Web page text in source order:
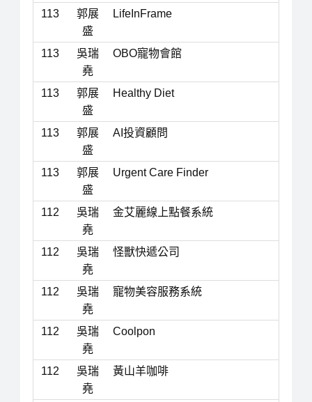
113
郭展
盛
LifeInFrame
113
吳瑞
堯
OBO寵物會館
113
郭展
盛
Healthy Diet
113
郭展
盛
AI投資顧問
113
郭展
盛
Urgent Care Finder
112
吳瑞
堯
金艾麗線上點餐系統
112
吳瑞
堯
怪獸快遞公司
112
吳瑞
堯
寵物美容服務系統
112
吳瑞
堯
Coolpon
112
吳瑞
堯
黃山羊咖啡